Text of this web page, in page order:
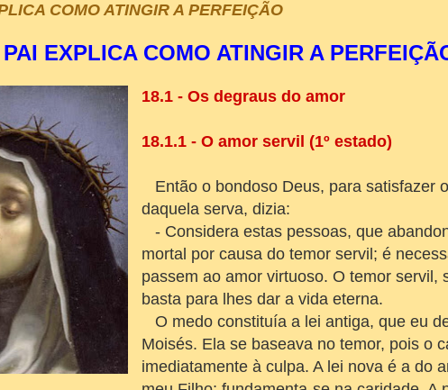
COMO ATINGIR A PERFEIÇÃO
EXPLICA COMO ATINGIR A
18.1 - Os degraus do amor
18.1.1 - O amor servil (1º estado)
Então o bondoso Deus, para satisfazer
daquela serva, dizia:
- Considera estas pessoas, que
mortal por causa do temor servil; é
passem ao amor virtuoso. O temor servil,
basta para lhes dar a vida eterna.
O medo constituía a lei antiga, que eu
Moisés. Ela se baseava no temor, pois o
imediatamente à culpa. A lei nova é a do